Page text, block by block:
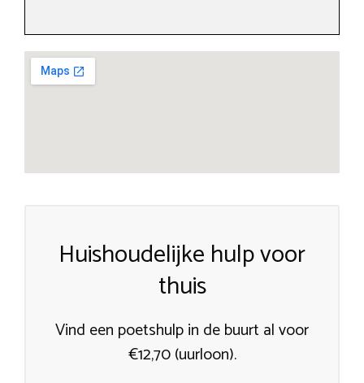
Huishoudelijke hulp voor
thuis
Vind een poetshulp in de buurt al voor
€12,70 (uurloon).